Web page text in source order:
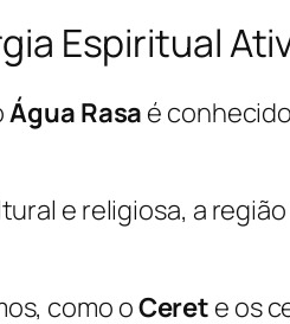
Espiritual
Água Rasa é
e religiosa, a
como oCeret e os